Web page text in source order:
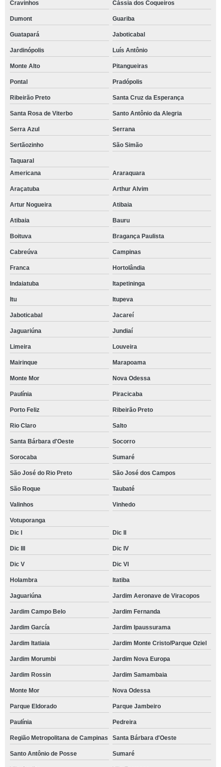
Cravinhos Cássia dos Coqueiros
Dumont Guariba
Guatapará Jaboticabal
Jardinópolis Luís Antônio
Monte Alto Pitangueiras
Pontal Pradópolis
Ribeirão Preto Santa Cruz da Esperança
Santa Rosa de Viterbo Santo Antônio da Alegria
Serra Azul Serrana
Sertãozinho São Simão
Taquaral
Americana
Araraquara
Araçatuba Arthur Alvim
Artur Nogueira Atibaia
Atibaia Bauru
Boituva Bragança Paulista
Cabreúva Campinas
Franca Hortolândia
Indaiatuba Itapetininga
Itu Itupeva
Jaboticabal Jacareí
Jaguariúna Jundiaí
Limeira Louveira
Mairinque Marapoama
Monte Mor Nova Odessa
Paulínia Piracicaba
Porto Feliz Ribeirão Preto
Rio Claro Salto
Santa Bárbara d'Oeste Socorro
Sorocaba Sumaré
São José do Rio Preto São José dos Campos
São Roque Taubaté
Valinhos Vinhedo
Votuporanga
Dic I
Dic II
Dic III Dic IV
Dic V Dic VI
Holambra Itatiba
Jaguariúna Jardim Aeronave de Viracopos
Jardim Campo Belo Jardim Fernanda
Jardim García Jardim Ipaussurama
Jardim Itatiaia Jardim Monte Cristo/Parque Oziel
Jardim Morumbi Jardim Nova Europa
Jardim Rossin Jardim Samambaia
Monte Mor Nova Odessa
Parque Eldorado Parque Jambeiro
Paulínia Pedreira
Região Metropolitana de Campinas Santa Bárbara d'Oeste
Santo Antônio de Posse Sumaré